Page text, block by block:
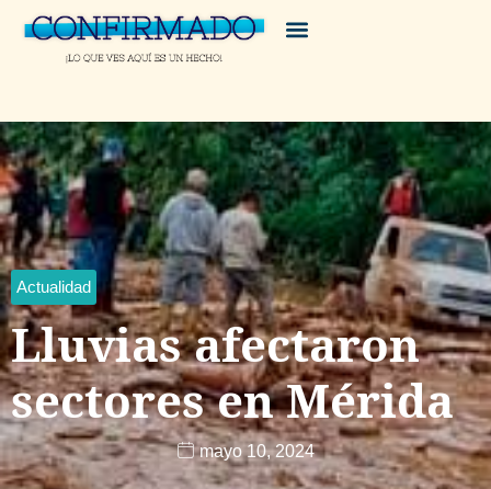
Actualidad
Lluvias afectaron
sectores en Mérida
mayo 10, 2024